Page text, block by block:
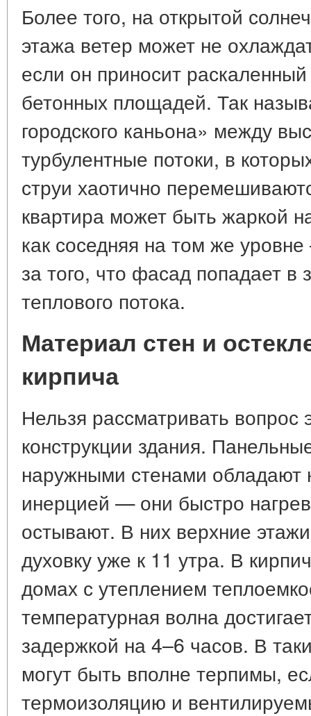
Более того, на открытой
этажа ветер может не
если он приносит
бетонных площадей. Так
городского каньона» между
турбулентные потоки, в
струи хаотично
квартира может быть жаркой
как соседняя на том же
за того, что фасад попадает в
теплового потока.
Материал стен и
кирпича
Нельзя рассматривать вопрос
конструкции здания.
наружными стенами обладают
инерцией — они быстро
остывают. В них верхние
духовку уже к 11 утра. В
домах с утеплением
температурная волна
задержкой на 4–6 часов. В
могут быть вполне терпимы,
термоизоляцию и